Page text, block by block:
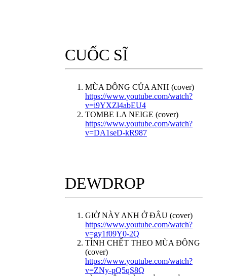
CUỐC SĨ
MÙA ĐÔNG CỦA ANH (cover)
https://www.youtube.com/watch?
v=i9YXZl4abEU4
TOMBE LA NEIGE (cover)
https://www.youtube.com/watch?
v=DA1seD-kR987
DEWDROP
GIỜ NÀY ANH Ở ĐÂU (cover)
https://www.youtube.com/watch?
v=gy1f09Y0-2Q
TÌNH CHẾT THEO MÙA ĐÔNG
(cover)
https://www.youtube.com/watch?
v=ZNy-pQ5qS8Q